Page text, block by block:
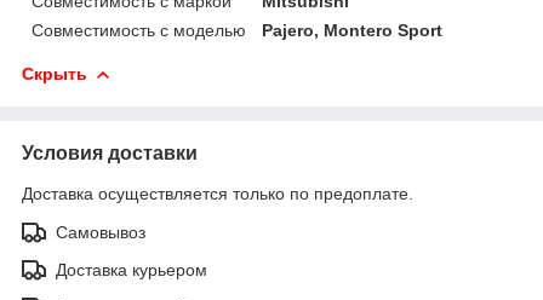
Совместимость с моделью
Pajero, Montero Sport
Скрыть
Условия доставки
Доставка осуществляется только по предоплате.
Самовывоз
Доставка курьером